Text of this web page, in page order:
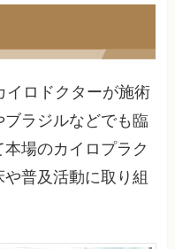
イロドクターが施術
ラジルなどでも臨
場のカイロプラク
普及活動に取り組